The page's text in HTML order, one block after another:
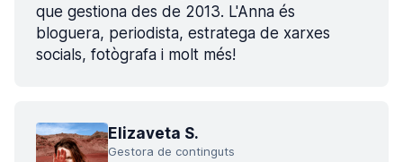
que gestiona des de 2013. L'Anna és
bloguera, periodista, estratega de xarxes
socials, fotògrafa i molt més!
Elizaveta S.
Gestora de continguts